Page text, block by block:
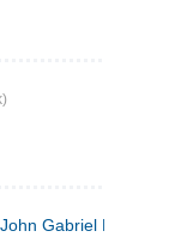
Gabriel Borkman ;